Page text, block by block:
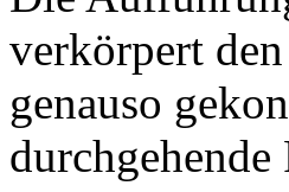
verkörpert
genauso